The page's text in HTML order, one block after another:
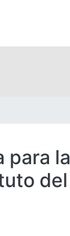
para la
del